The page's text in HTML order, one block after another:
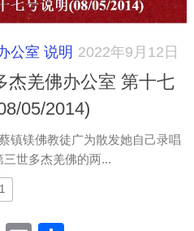
公室 说明 2022年9月12日
杰羌佛办公室 第十七
05/2014)
镇镁佛教徒广为散发她自己录唱
三世多杰羌佛的两...